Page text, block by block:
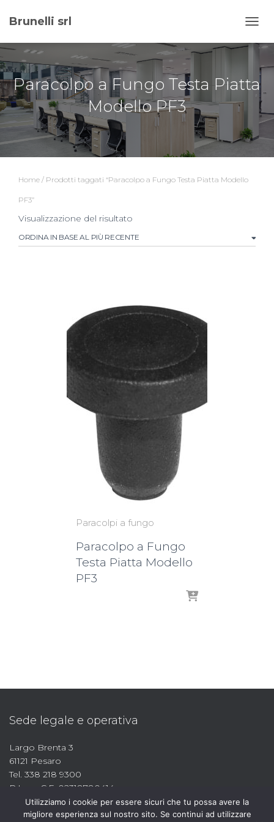
Brunelli srl
Paracolpo a Fungo Testa Piatta
Modello PF3
Home / Prodotti taggati “Paracolpo a Fungo Testa Piatta Modello
PF3”
Visualizzazione del risultato
Paracolpi a fungo
Paracolpo a Fungo
Testa Piatta Modello
PF3
Sede legale e operativa
Largo Brenta 3
61121 Pesaro
Tel. 338 218 9300
P.Iva e C.F. 02318780414
Utilizziamo i cookie per essere sicuri che tu possa avere la
migliore esperienza sul nostro sito. Se continui ad utilizzare